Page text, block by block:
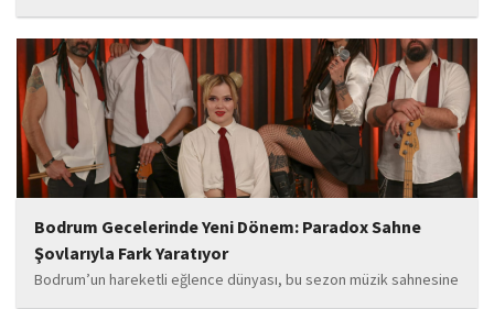
Cumhuriyet Savcılığı’na kendi isteğiyle başvurarak ifade verdiği
öğrenilen Böcek’in açıklamalarında, 31 Mart 2024 yerel
seçimleri...
Bodrum Gecelerinde Yeni Dönem: Paradox Sahne
Şovlarıyla Fark Yaratıyor
Bodrum’un hareketli eğlence dünyası, bu sezon müzik sahnesine